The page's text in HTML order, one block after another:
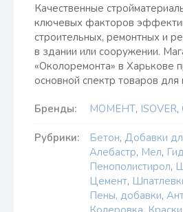
Качественные
ключевых факторов
строительных, ремонтных и
в здании или сооружении.
«Околоремонта» в Харькове
основной спектр товаров
Бренды: МОМЕНТ, ISOVER,
Рубрики: Бетон, Добавки
Алебастр, Мел,
Пенополистирол,
Цемент,
Пены, добавки,